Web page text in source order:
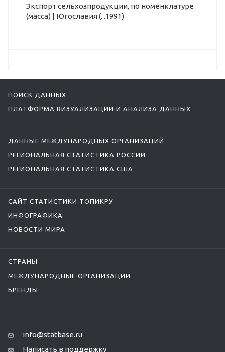
Экспорт сельхозпродукции, по номенклатуре
(масса) | Югославия (...1991)
ПОИСК ДАННЫХ
ПЛАТФОРМА ВИЗУАЛИЗАЦИИ И АНАЛИЗА ДАННЫХ
ДАННЫЕ МЕЖДУНАРОДНЫХ ОРГАНИЗАЦИЙ
РЕГИОНАЛЬНАЯ СТАТИСТИКА РОССИИ
РЕГИОНАЛЬНАЯ СТАТИСТИКА США
САЙТ СТАТИСТИКИ ТОПИКРУ
ИНФОГРАФИКА
НОВОСТИ МИРА
СТРАНЫ
МЕЖДУНАРОДНЫЕ ОРГАНИЗАЦИИ
БРЕНДЫ
info@statbase.ru
Написать в поддержку